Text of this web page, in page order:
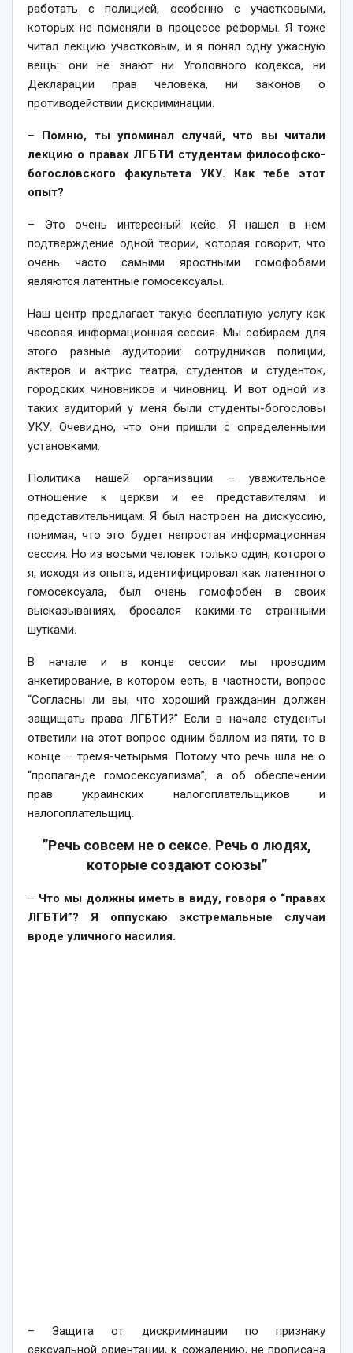
работать с полицией, особенно с участковыми,
которых не поменяли в процессе реформы. Я тоже
читал лекцию участковым, и я понял одну ужасную
вещь: они не знают ни Уголовного кодекса, ни
Декларации прав человека, ни законов о
противодействии дискриминации.
– Помню, ты упоминал случай, что вы читали
лекцию о правах ЛГБТИ студентам философско-
богословского факультета УКУ. Как тебе этот
опыт?
– Это очень интересный кейс. Я нашел в нем
подтверждение одной теории, которая говорит, что
очень часто самыми яростными гомофобами
являются латентные гомосексуалы.
Наш центр предлагает такую бесплатную услугу как
часовая информационная сессия. Мы собираем для
этого разные аудитории: сотрудников полиции,
актеров и актрис театра, студентов и студенток,
городских чиновников и чиновниц. И вот одной из
таких аудиторий у меня были студенты-богословы
УКУ. Очевидно, что они пришли с определенными
установками.
Политика нашей организации – уважительное
отношение к церкви и ее представителям и
представительницам. Я был настроен на дискуссию,
понимая, что это будет непростая информационная
сессия. Но из восьми человек только один, которого
я, исходя из опыта, идентифицировал как латентного
гомосексуала, был очень гомофобен в своих
высказываниях, бросался какими-то странными
шутками.
В начале и в конце сессии мы проводим
анкетирование, в котором есть, в частности, вопрос
“Согласны ли вы, что хороший гражданин должен
защищать права ЛГБТИ?” Если в начале студенты
ответили на этот вопрос одним баллом из пяти, то в
конце – тремя-четырьмя. Потому что речь шла не о
“пропаганде гомосексуализма”, а об обеспечении
прав украинских налогоплательщиков и
налогоплательщиц.
”Речь совсем не о сексе. Речь о людях,
которые создают союзы”
– Что мы должны иметь в виду, говоря о “правах
ЛГБТИ”? Я оппускаю экстремальные случаи
вроде уличного насилия.
– Защита от дискриминации по признаку
сексуальной ориентации, к сожалению, не прописана